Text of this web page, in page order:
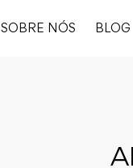
SOBRE NÓS BLOG